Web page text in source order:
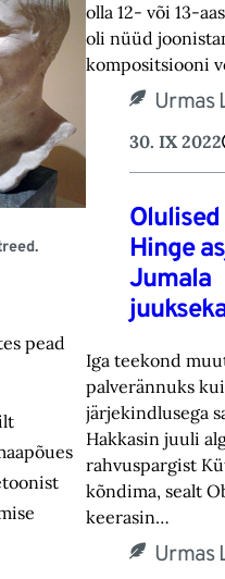
pead
olla 12- või 13-
oli nüüd
kompositsiooni
Urmas
30. IX 2022
Hinge
Jumala
Iga teekond
palverännuks
järjekindlusega
Hakkasin juuli
rahvuspargist
kõndima, sealt
keerasin…
Urmas